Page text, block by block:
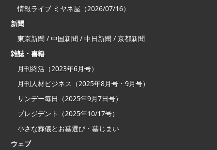
情報ライブ ミヤネ屋（2026/07/16）
新聞
東京新聞 / 中国新聞 / 中日新聞 / 京都新聞
雑誌・書籍
月刊終活（2023年6月号）
月刊人材ビジネス（2025年8月号・9月号）
サンデー毎日（2025年9月7日号）
プレジデント（2025年10/17号）
小さな葬儀とお墓選び・墓じまい
ウェブ